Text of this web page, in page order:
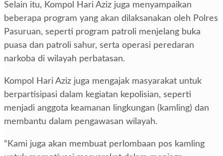
Selain itu, Kompol Hari Aziz juga menyampaikan
beberapa program yang akan dilaksanakan oleh Polres
Pasuruan, seperti program patroli menjelang buka
puasa dan patroli sahur, serta operasi peredaran
narkoba di wilayah perbatasan.
Kompol Hari Aziz juga mengajak masyarakat untuk
berpartisipasi dalam kegiatan kepolisian, seperti
menjadi anggota keamanan lingkungan (kamling) dan
membantu dalam pengawasan wilayah.
“Kami juga akan membuat perlombaan pos kamling